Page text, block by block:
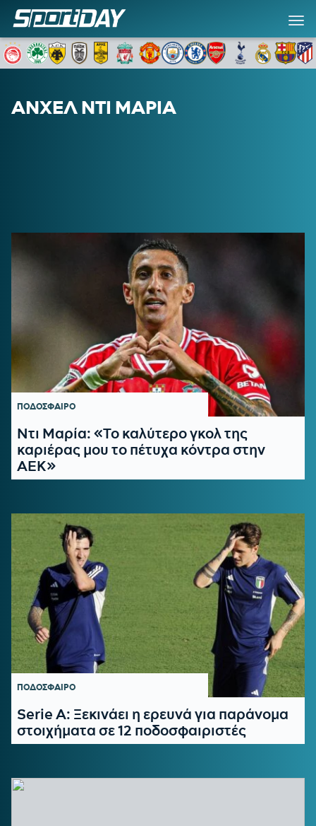
ΑΝΧΕΛ ΝΤΙ ΜΑΡΙΑ
ΠΟΔΟΣΦΑΙΡΟ
Ντι Μαρία: «Το καλύτερο γκολ της
καριέρας μου το πέτυχα κόντρα στην
ΑΕΚ»
ΠΟΔΟΣΦΑΙΡΟ
Serie A: Ξεκινάει η ερευνά για παράνομα
στοιχήματα σε 12 ποδοσφαιριστές